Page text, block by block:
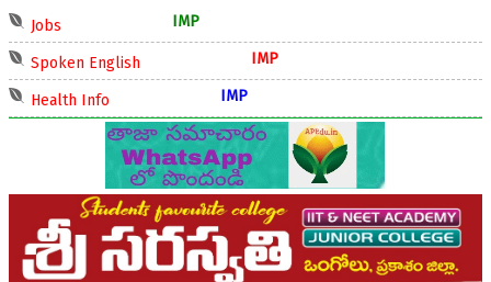
Jobs
Spoken English
Health Info